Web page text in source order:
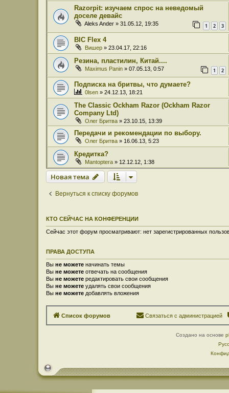
Razorpit: изучаем спрос на неведомый
доселе девайс
Aleks Ander » 31.05.12, 19:35 1 2 3
BIC Flex 4
Вишер » 23.04.17, 22:16
Резина, пластилин, Китай....
Maximus Panin » 07.05.13, 0:57 1 2
Подписка на бритвы, что думаете?
0lsen » 24.12.13, 18:21
The Classic Ockham Razor (Ockham Razor
Company Ltd)
Олег Бритва » 23.10.15, 13:39
Передачи и рекомендации по выбору.
Олег Бритва » 16.06.13, 5:23
Кредитка?
Mantoptera » 12.12.12, 1:38
Новая тема
Вернуться к списку форумов
КТО СЕЙЧАС НА КОНФЕРЕНЦИИ
Сейчас этот форум просматривают: нет зарегистрированных
ПРАВА ДОСТУПА
Вы не можете начинать темы
Вы не можете отвечать на сообщения
Вы не можете редактировать свои сообщения
Вы не можете удалять свои сообщения
Вы не можете добавлять вложения
Список форумов Связаться с администрацией
Создано на основе